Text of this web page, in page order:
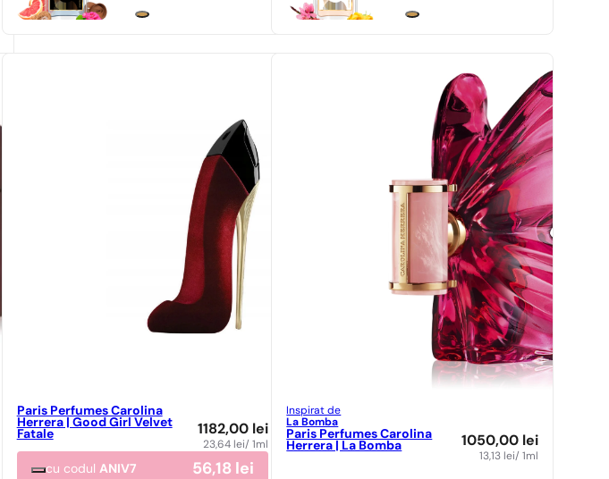
Paris Perfumes Carolina
Herrera | Good Girl Velvet
Fatale
1182,00 lei
23,64 lei/ 1ml
cu codul ANIV7 56,18 lei
Inspirat de
La Bomba
Paris Perfumes Carolina
Herrera | La Bomba
1050,00 lei
13,13 lei/ 1ml